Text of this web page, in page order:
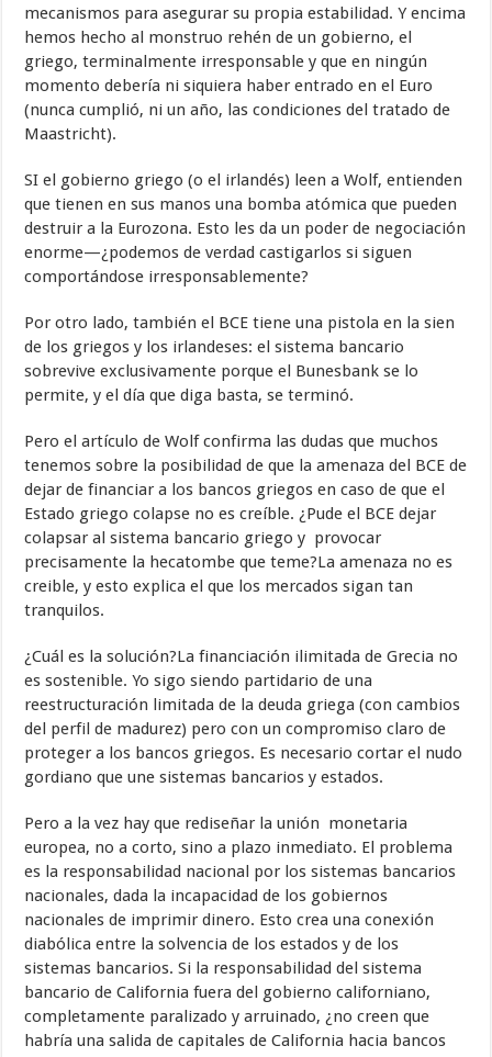
mecanismos para asegurar su propia estabilidad. Y encima
hemos hecho al monstruo rehén de un gobierno, el
griego, terminalmente irresponsable y que en ningún
momento debería ni siquiera haber entrado en el Euro
(nunca cumplió, ni un año, las condiciones del tratado de
Maastricht).
SI el gobierno griego (o el irlandés) leen a Wolf, entienden
que tienen en sus manos una bomba atómica que pueden
destruir a la Eurozona. Esto les da un poder de negociación
enorme—¿podemos de verdad castigarlos si siguen
comportándose irresponsablemente?
Por otro lado, también el BCE tiene una pistola en la sien
de los griegos y los irlandeses: el sistema bancario
sobrevive exclusivamente porque el Bunesbank se lo
permite, y el día que diga basta, se terminó.
Pero el artículo de Wolf confirma las dudas que muchos
tenemos sobre la posibilidad de que la amenaza del BCE de
dejar de financiar a los bancos griegos en caso de que el
Estado griego colapse no es creíble. ¿Pude el BCE dejar
colapsar al sistema bancario griego y provocar
precisamente la hecatombe que teme?La amenaza no es
creible, y esto explica el que los mercados sigan tan
tranquilos.
¿Cuál es la solución?La financiación ilimitada de Grecia no
es sostenible. Yo sigo siendo partidario de una
reestructuración limitada de la deuda griega (con cambios
del perfil de madurez) pero con un compromiso claro de
proteger a los bancos griegos. Es necesario cortar el nudo
gordiano que une sistemas bancarios y estados.
Pero a la vez hay que rediseñar la unión monetaria
europea, no a corto, sino a plazo inmediato. El problema
es la responsabilidad nacional por los sistemas bancarios
nacionales, dada la incapacidad de los gobiernos
nacionales de imprimir dinero. Esto crea una conexión
diabólica entre la solvencia de los estados y de los
sistemas bancarios. Si la responsabilidad del sistema
bancario de California fuera del gobierno californiano,
completamente paralizado y arruinado, ¿no creen que
habría una salida de capitales de California hacia bancos